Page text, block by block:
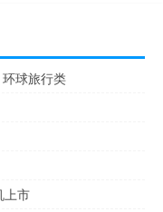
球旅行类
上市